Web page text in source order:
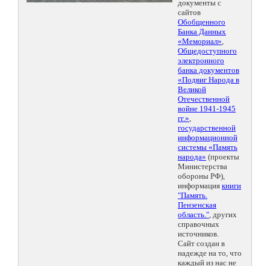
документы с
сайтов
Обобщенного
Банка Данных
«Мемориал»,
Общедоступного
электронного
банка документов
«Подвиг Народа в
Великой
Отечественной
войне 1941-1945
гг.»,
государственной
информационной
системы «Память
народа» (проекты
Министерства
обороны РФ),
информация книги
"Память.
Пензенская
область.", других
справочных
источников.
Сайт создан в
надежде на то, что
каждый из нас не